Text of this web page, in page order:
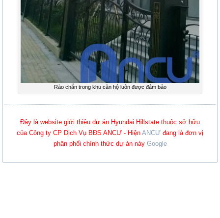
Rào chắn trong khu căn hộ luôn được đảm bảo
Đây là website giới thiệu dự án Hyundai Hillstate thuộc sở hữu
của Công ty CP Dịch Vụ BĐS ANCƯ - Hiện ANCƯ đang là đơn vị
phân phối chính thức dự án này Google